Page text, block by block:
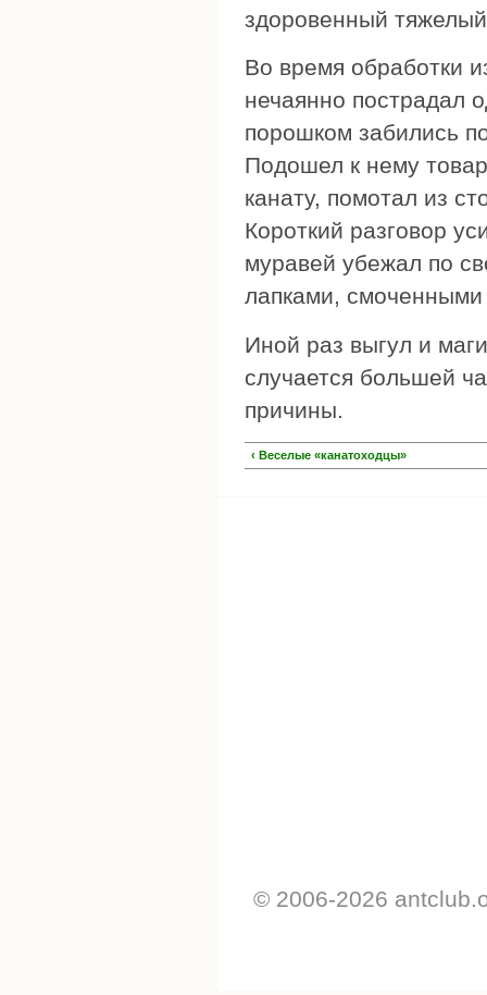
здоровенный тяжелый
Во время обработки
нечаянно пострадал
порошком забились
Подошел к нему
канату, помотал из
Короткий разговор
муравей убежал по
лапками,
Иной раз выгул и
случается большей
причины.
‹ Веселые «канатоходцы»
© 2006-2026